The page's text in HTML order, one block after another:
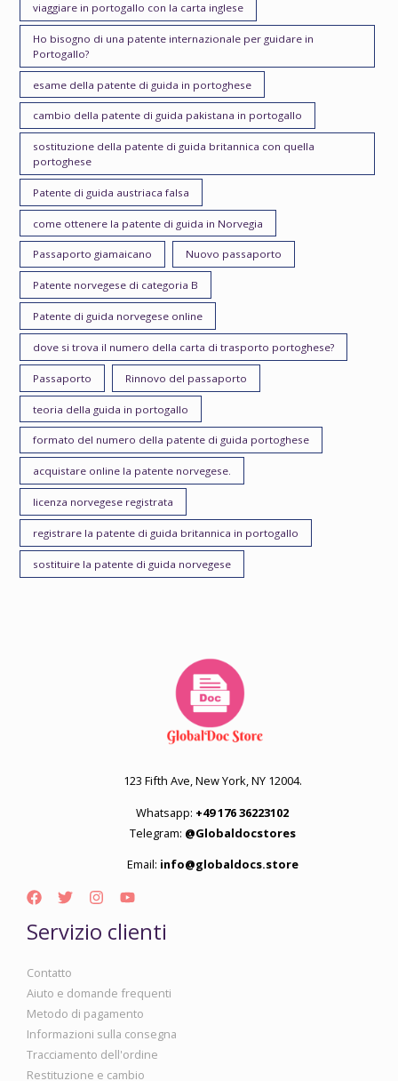
viaggiare in portogallo con la carta inglese
Ho bisogno di una patente internazionale per guidare in
Portogallo?
esame della patente di guida in portoghese
cambio della patente di guida pakistana in portogallo
sostituzione della patente di guida britannica con quella
portoghese
Patente di guida austriaca falsa
come ottenere la patente di guida in Norvegia
Passaporto giamaicano Nuovo passaporto
Patente norvegese di categoria B
Patente di guida norvegese online
dove si trova il numero della carta di trasporto portoghese?
Passaporto Rinnovo del passaporto
teoria della guida in portogallo
formato del numero della patente di guida portoghese
acquistare online la patente norvegese.
licenza norvegese registrata
registrare la patente di guida britannica in portogallo
sostituire la patente di guida norvegese
123 Fifth Ave, New York, NY 12004.
Whatsapp: +49 176 36223102
Telegram: @Globaldocstores
Email: info@globaldocs.store
Servizio clienti
Contatto
Aiuto e domande frequenti
Metodo di pagamento
Informazioni sulla consegna
Tracciamento dell'ordine
Restituzione e cambio